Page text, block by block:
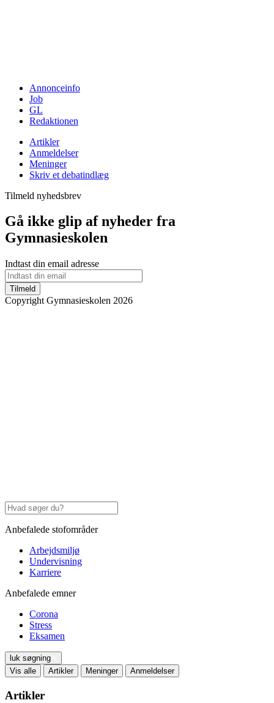
Annonceinfo
Job
GL
Redaktionen
Artikler
Anmeldelser
Meninger
Skriv et debatindlæg
Tilmeld nyhedsbrev
Gå ikke glip af nyheder fra
Gymnasieskolen
Indtast din email adresse
Tilmeld
Copyright Gymnasieskolen 2026
Anbefalede stofområder
Arbejdsmiljø
Undervisning
Karriere
Anbefalede emner
Corona
Stress
Eksamen
luk søgning
Vis alle
Artikler Meninger Anmeldelser
Artikler